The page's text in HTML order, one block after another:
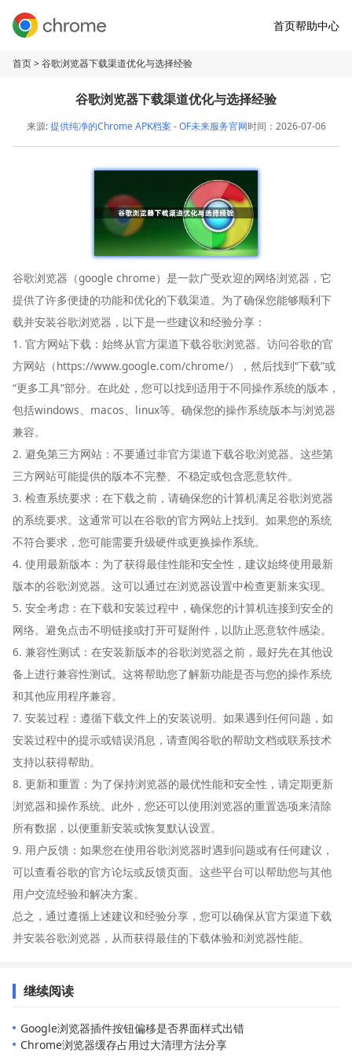
首页帮助中心
首页> 谷歌浏览器下载渠道优化与选择经验
谷歌浏览器下载渠道优化与选择经验
来源:提供纯净的Chrome APK档案 - OF未来服务官网时间：2026-07-06
谷歌浏览器（google chrome）是一款广受欢迎的网络浏览器，它
提供了许多便捷的功能和优化的下载渠道。为了确保您能够顺利下
载并安装谷歌浏览器，以下是一些建议和经验分享：
1. 官方网站下载：始终从官方渠道下载谷歌浏览器。访问谷歌的官
方网站（https://www.google.com/chrome/），然后找到“下载”或
“更多工具”部分。在此处，您可以找到适用于不同操作系统的版本，
包括windows、macos、linux等。确保您的操作系统版本与浏览器
兼容。
2. 避免第三方网站：不要通过非官方渠道下载谷歌浏览器。这些第
三方网站可能提供的版本不完整、不稳定或包含恶意软件。
3. 检查系统要求：在下载之前，请确保您的计算机满足谷歌浏览器
的系统要求。这通常可以在谷歌的官方网站上找到。如果您的系统
不符合要求，您可能需要升级硬件或更换操作系统。
4. 使用最新版本：为了获得最佳性能和安全性，建议始终使用最新
版本的谷歌浏览器。这可以通过在浏览器设置中检查更新来实现。
5. 安全考虑：在下载和安装过程中，确保您的计算机连接到安全的
网络。避免点击不明链接或打开可疑附件，以防止恶意软件感染。
6. 兼容性测试：在安装新版本的谷歌浏览器之前，最好先在其他设
备上进行兼容性测试。这将帮助您了解新功能是否与您的操作系统
和其他应用程序兼容。
7. 安装过程：遵循下载文件上的安装说明。如果遇到任何问题，如
安装过程中的提示或错误消息，请查阅谷歌的帮助文档或联系技术
支持以获得帮助。
8. 更新和重置：为了保持浏览器的最优性能和安全性，请定期更新
浏览器和操作系统。此外，您还可以使用浏览器的重置选项来清除
所有数据，以便重新安装或恢复默认设置。
9. 用户反馈：如果您在使用谷歌浏览器时遇到问题或有任何建议，
可以查看谷歌的官方论坛或反馈页面。这些平台可以帮助您与其他
用户交流经验和解决方案。
总之，通过遵循上述建议和经验分享，您可以确保从官方渠道下载
并安装谷歌浏览器，从而获得最佳的下载体验和浏览器性能。
继续阅读
Google浏览器插件按钮偏移是否界面样式出错
Chrome浏览器缓存占用过大清理方法分享